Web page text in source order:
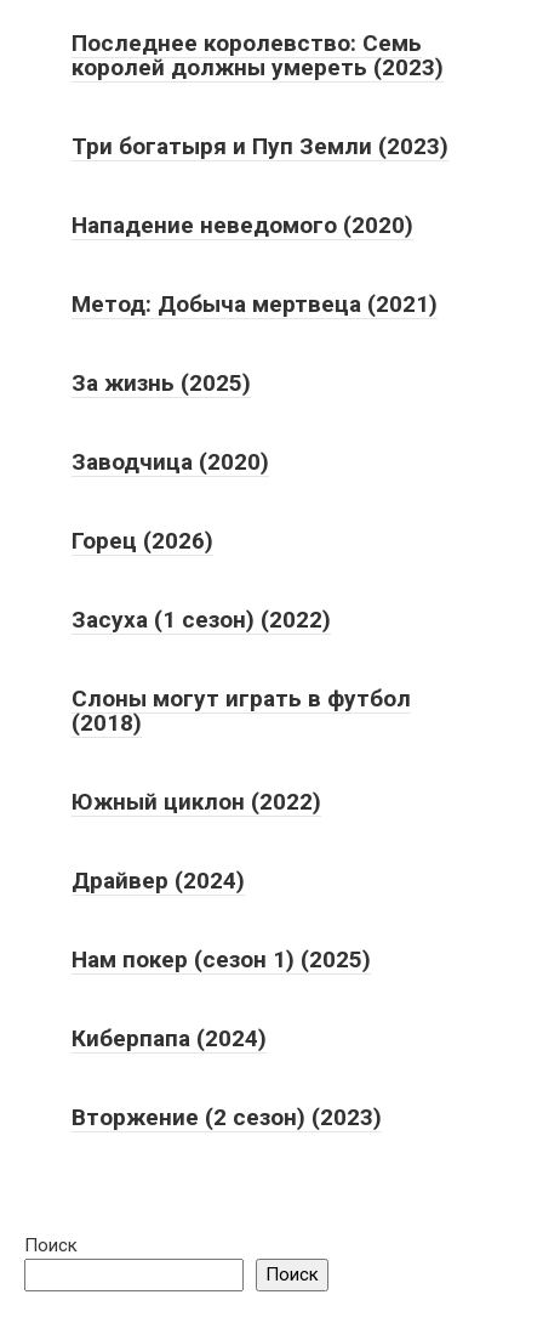
Последнее королевство: Семь
королей должны умереть (2023)
Три богатыря и Пуп Земли (2023)
Нападение неведомого (2020)
Метод: Добыча мертвеца (2021)
За жизнь (2025)
Заводчица (2020)
Горец (2026)
Засуха (1 сезон) (2022)
Слоны могут играть в футбол
(2018)
Южный циклон (2022)
Драйвер (2024)
Нам покер (сезон 1) (2025)
Киберпапа (2024)
Вторжение (2 сезон) (2023)
Поиск
Поиск